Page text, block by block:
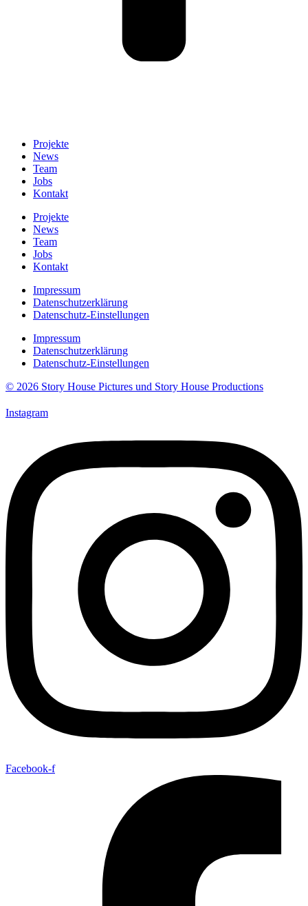
Projekte
News
Team
Jobs
Kontakt
Projekte
News
Team
Jobs
Kontakt
Impressum
Datenschutzerklärung
Datenschutz-Einstellungen
Impressum
Datenschutzerklärung
Datenschutz-Einstellungen
© 2026 Story House Pictures und Story House Productions
Instagram
Facebook-f